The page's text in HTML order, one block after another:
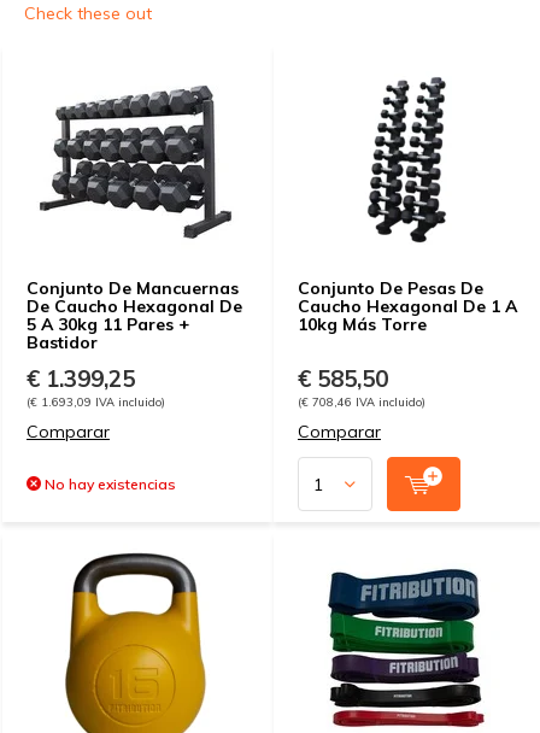
Check these out
Conjunto De Mancuernas
De Caucho Hexagonal De
5 A 30kg 11 Pares +
Bastidor
€ 1.399,25
(€ 1.693,09 IVA incluido)
Comparar
No hay existencias
Conjunto De Pesas De
Caucho Hexagonal De 1 A
10kg Más Torre
€ 585,50
(€ 708,46 IVA incluido)
Comparar